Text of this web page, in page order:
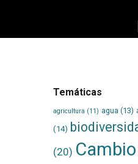
Temáticas
agricultura (11) agua (13)
(14)
(20)